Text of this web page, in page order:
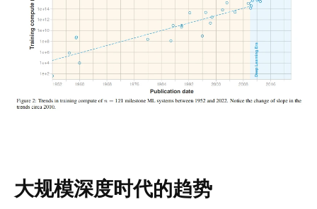
大规模深度时代的趋势